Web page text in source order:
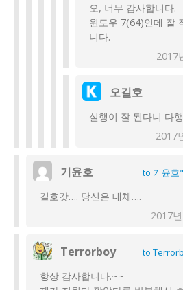
오, 너무 감사합니다.
윈도우 7(64)인데 잘
니다.
2017
오길호
실행이 잘 된다니 다
2017
기윤호 to 기윤호
길호갓…. 당신은 대체….
2017
Terrorboy to
항상 감사합니다.~~